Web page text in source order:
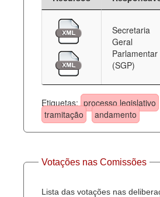
Secretaria
Geral
Parlamentar
(SGP)
Etiquetas: processo legislativo
tramitação
andamento
Votações nas Comissões
Lista das votações nas